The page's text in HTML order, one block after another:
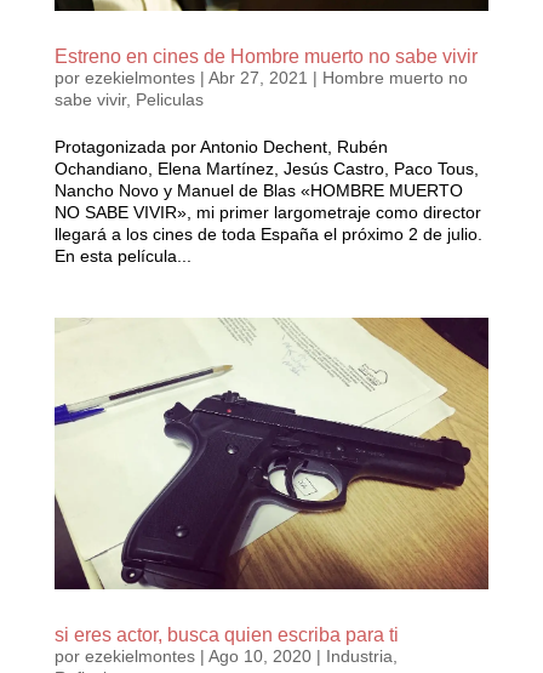
Estreno en cines de Hombre muerto no sabe vivir
por ezekielmontes| Abr 27, 2021 | Hombre muerto no
sabe vivir, Peliculas
Protagonizada por Antonio Dechent, Rubén
Ochandiano, Elena Martínez, Jesús Castro, Paco Tous,
Nancho Novo y Manuel de Blas «HOMBRE MUERTO
NO SABE VIVIR», mi primer largometraje como director
llegará a los cines de toda España el próximo 2 de julio.
En esta película...
si eres actor, busca quien escriba para ti
por ezekielmontes| Ago 10, 2020| Industria